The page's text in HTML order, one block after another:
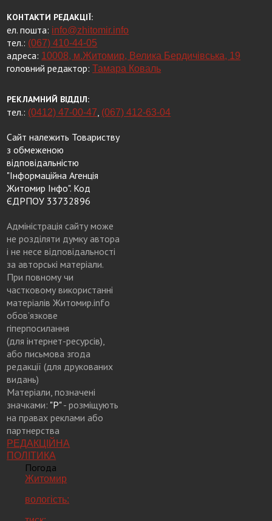
КОНТАКТИ РЕДАКЦІЇ:
ел. пошта: info@zhitomir.info
тел.: (067) 410-44-05
адреса: 10008, м.Житомир, Велика Бердичівська, 19
головний редактор:Тамара Коваль
РЕКЛАМНИЙ ВІДДІЛ:
тел.: (0412) 47-00-47 (067) 412-63-04
Сайт належить Товариству
з обмеженою
відповідальністю
"Інформаційна Агенція
Житомир Інфо". Код
ЄДРПОУ 33732896
Адміністрація сайту може
не розділяти думку автора
і не несе відповідальності
за авторські матеріали.
При повному чи
частковому використанні
матеріалів Житомир.info
обов’язкове
гіперпосилання
(для інтернет-ресурсів),
або письмова згода
редакції (для друкованих
видань)
Матеріали, позначені
значками: "Р"- розміщують
на правах реклами або
партнерства
РЕДАКЦІЙНА
ПОЛІТИКА
Погода
Житомир
вологість: